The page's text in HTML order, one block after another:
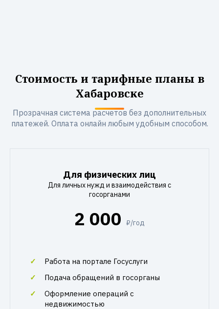
Стоимость и тарифные планы в
Хабаровске
Прозрачная система расчетов без дополнительных
платежей. Оплата онлайн любым удобным способом.
Для физических лиц
Для личных нужд и взаимодействия с
госорганами
2 000 ₽/год
Работа на портале Госуслуги
Подача обращений в госорганы
Оформление операций с
недвижимостью